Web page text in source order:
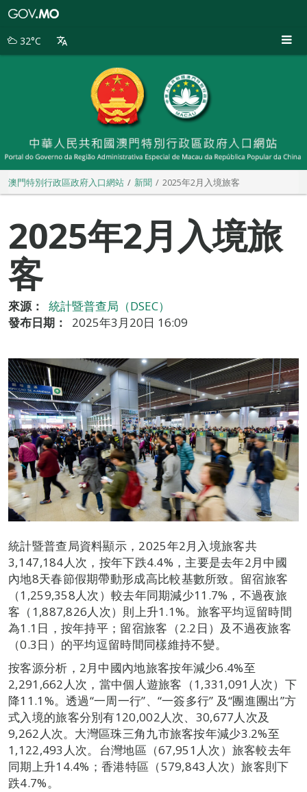
別
32°C
澳門特別行政區政府入口網站 新聞 2025年2月入境旅客
2025年2月入境旅
客
來源：
統計暨普查局（DSEC）
發布日期：
2025年3月20日 16:09
統計暨普查局資料顯示，2025年2月入境旅客共
3,147,184人次，按年下跌4.4%，主要是去年2月中國
內地8天春節假期帶動形成高比較基數所致。留宿旅客
（1,259,358人次）較去年同期減少11.7%，不過夜旅
客（1,887,826人次）則上升1.1%。旅客平均逗留時間
為1.1日，按年持平；留宿旅客（2.2日）及不過夜旅客
（0.3日）的平均逗留時間同樣維持不變。
按客源分析，2月中國內地旅客按年減少6.4%至
2,291,662人次，當中個人遊旅客（1,331,091人次）下
降11.1%。透過“一周一行”、“一簽多行” 及“團進團出”方
式入境的旅客分別有120,002人次、30,677人次及
9,262人次。大灣區珠三角九市旅客按年減少3.2%至
1,122,493人次。台灣地區（67,951人次）旅客較去年
同期上升14.4%；香港特區（579,843人次）旅客則下
跌4.7%。